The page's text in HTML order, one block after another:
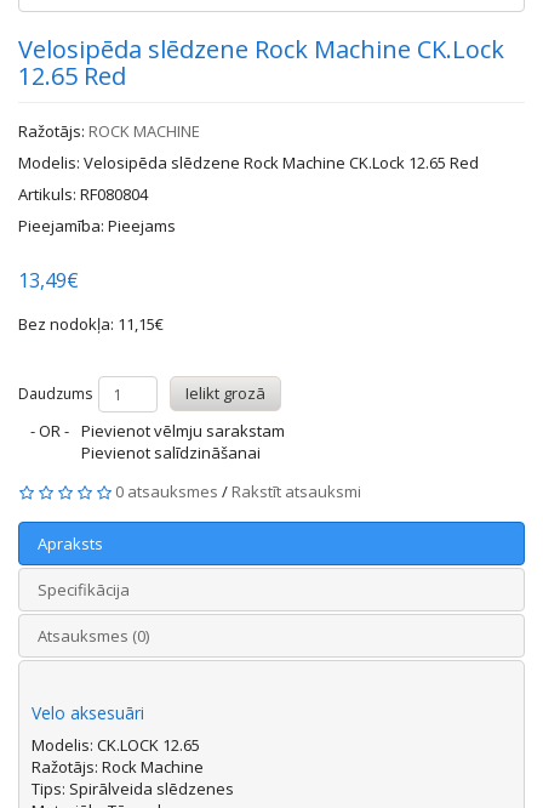
Velosipēda slēdzene Rock Machine CK.Lock
12.65 Red
Ražotājs: ROCK MACHINE
Modelis: Velosipēda slēdzene Rock Machine CK.Lock 12.65 Red
Artikuls: RF080804
Pieejamība: Pieejams
13,49€
Bez nodokļa: 11,15€
Daudzums
Ielikt grozā
- OR - Pievienot vēlmju sarakstam
Pievienot salīdzināšanai
0 atsauksmes / Rakstīt atsauksmi
Apraksts
Specifikācija
Atsauksmes (0)
Velo aksesuāri
Modelis: CK.LOCK 12.65
Ražotājs: Rock Machine
Tips: Spirālveida slēdzenes